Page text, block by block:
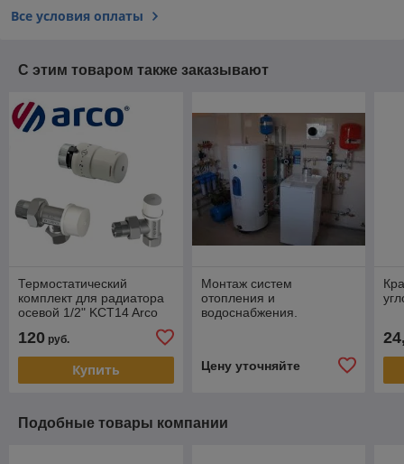
Все условия оплаты
С этим товаром также заказывают
Термостатический
комплект для радиатора
осевой 1/2" KCT14 Arco
120 руб.
Купить
Монтаж систем
отопления и
водоснабжения.
Цену уточняйте
Подобные товары компании